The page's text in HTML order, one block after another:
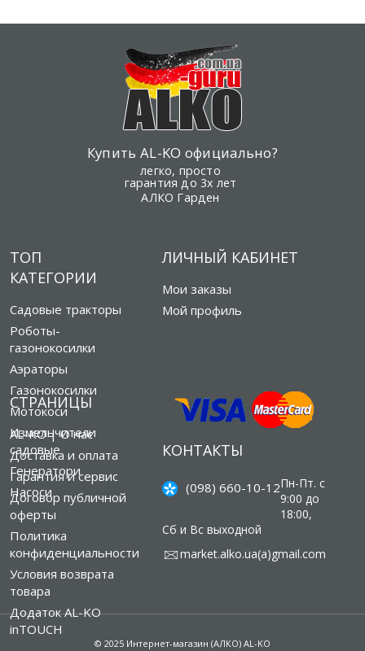
Купить AL-KO официально?
легко, просто
гарантия до 3х лет
АЛКО Гарден
ТОП
КАТЕГОРИИ
Садовые тракторы
Роботы-
газонокосилки
Аэраторы
Газонокосилки
Мотокоси
Измельчители
садовые
Генератори
Насоси
СТРАНИЦЫ
AL-KO | О нас
Доставка и оплата
Гарантия и сервис
Договор публичной
оферты
Политика
конфиденциальности
Условия возврата
товара
Додаток AL-KO
inTOUCH
ЛИЧНЫЙ КАБИНЕТ
Мои заказы
Мой профиль
КОНТАКТЫ
(098) 660-10-12Пн-Пт. с
9:00 до
18:00,
Сб и Вс выходной
market.alko.ua(а)gmail.com
© 2025 Интернет-магазин (АЛКО) AL-KO